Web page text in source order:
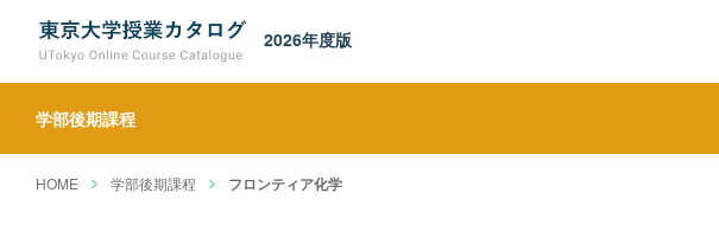
2026年度版
学部後期課程
HOME 学部後期課程 フロンティア化学